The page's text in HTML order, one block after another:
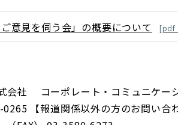
意見を伺う会」の概要について [pdf
会社 コーポレート・コミュニケー
【報道関係以外の方のお問い合